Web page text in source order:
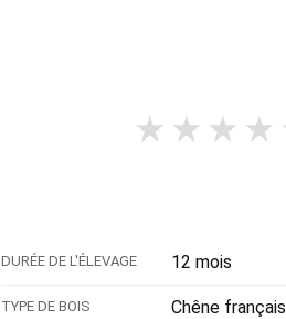
DURÉE DE L'ÉLEVAGE 12 mois
TYPE DE BOIS Chêne français